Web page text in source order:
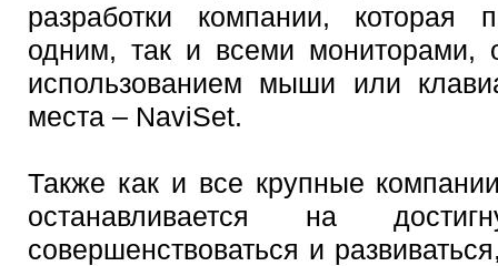
разработки компании, которая
одним, так и всеми мониторами,
использованием мыши или
места – NaviSet.
Также как и все крупные
останавливается на
совершенствоваться и